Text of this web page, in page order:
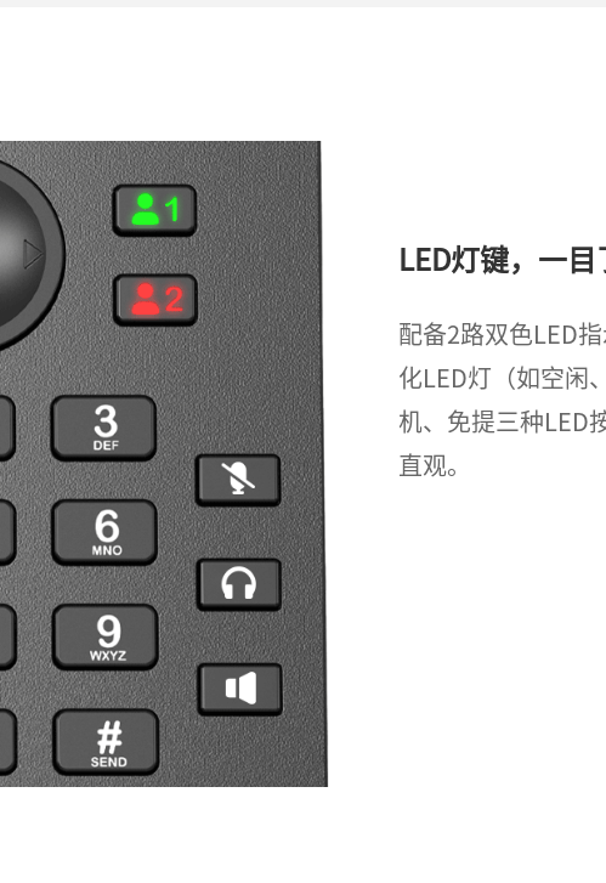
LED灯键，一目
配备2路双色LED
化LED灯（如空闲
机、免提三种LED
直观。